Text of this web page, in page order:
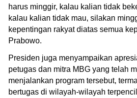
harus minggir, kalau kalian tidak
kalau kalian tidak mau, silakan
kepentingan rakyat diatas semua
Prabowo.
Presiden juga menyampaikan
petugas dan mitra MBG yang telah
menjalankan program tersebut,
bertugas di wilayah-wilayah